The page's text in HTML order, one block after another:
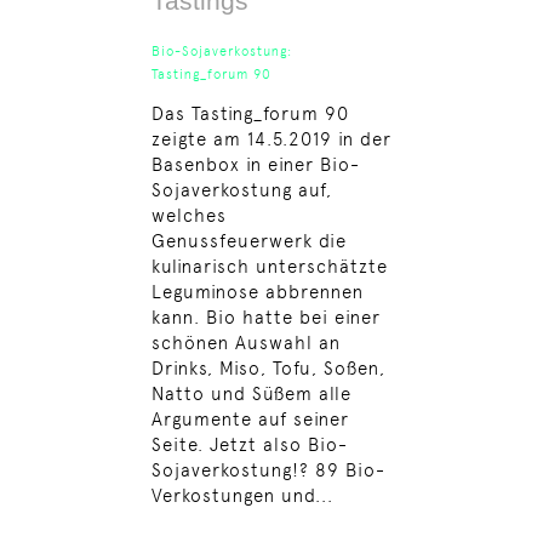
Bio-Sojaverkostung:
Tasting_forum 90
Das Tasting_forum 90
zeigte am 14.5.2019 in der
Basenbox in einer Bio-
Sojaverkostung auf,
welches
Genussfeuerwerk die
kulinarisch unterschätzte
Leguminose abbrennen
kann. Bio hatte bei einer
schönen Auswahl an
Drinks, Miso, Tofu, Soßen,
Natto und Süßem alle
Argumente auf seiner
Seite. Jetzt also Bio-
Sojaverkostung!? 89 Bio-
Verkostungen und...